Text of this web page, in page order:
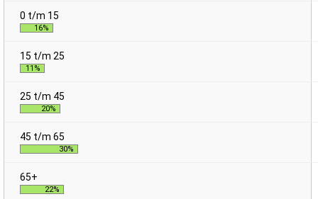
16%
11%
20%
30%
22%